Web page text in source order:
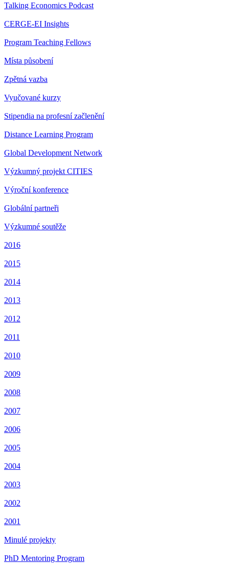
Talking Economics Podcast
CERGE-EI Insights
Program Teaching Fellows
Místa působení
Zpětná vazba
Vyučované kurzy
Stipendia na profesní začlenění
Distance Learning Program
Global Development Network
Výzkumný projekt CITIES
Výroční konference
Globální partneři
Výzkumné soutěže
2016
2015
2014
2013
2012
2011
2010
2009
2008
2007
2006
2005
2004
2003
2002
2001
Minulé projekty
PhD Mentoring Program